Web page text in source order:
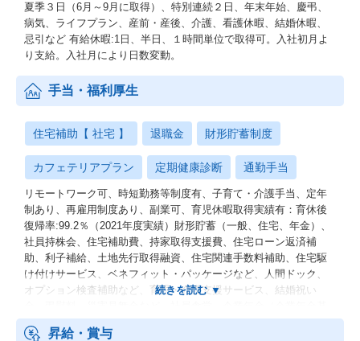
夏季３日（6月～9月に取得）、特別連続２日、年末年始、慶弔、
病気、ライフプラン、産前・産後、介護、看護休暇、結婚休暇、
忌引など 有給休暇:1日、半日、１時間単位で取得可。入社初月よ
り支給。入社月により日数変動。
手当・福利厚生
住宅補助【 社宅 】 退職金 財形貯蓄制度
カフェテリアプラン 定期健康診断 通勤手当
リモートワーク可、時短勤務等制度有、子育て・介護手当、定年
制あり、再雇用制度あり、副業可、育児休暇取得実績有：育休後
復帰率:99.2％（2021年度実績）財形貯蓄（一般、住宅、年金）、
社員持株会、住宅補助費、持家取得支援費、住宅ローン返済補
助、利子補給、土地先行取得融資、住宅関連手数料補助、住宅駆
け付けサービス、ベネフィット・パッケージなど、人間ドック、
オプション検査補助など、育児・介護支援サービス、結婚祝い
金、確定拠出年金）、電気通信共済会(個人年金、遺児育英基金)
昇給・賞与